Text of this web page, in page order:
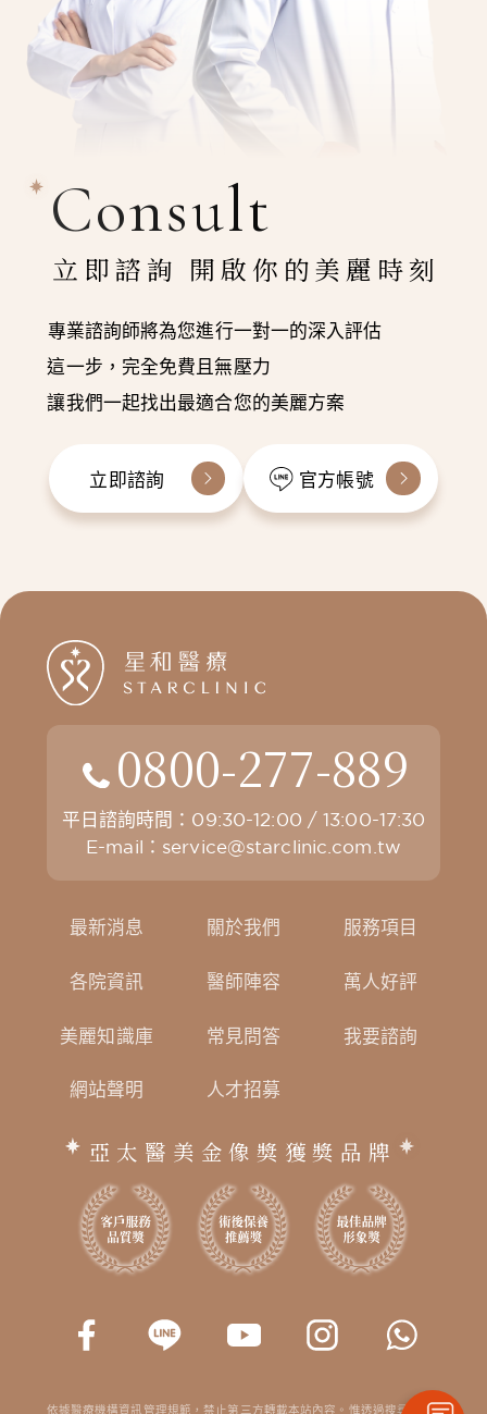
Consult
立即諮詢 開啟你的美麗時刻
專業諮詢師將為您進行一對一的深入評估
這一步，完全免費且無壓力
讓我們一起找出最適合您的美麗方案
立即諮詢 官方帳號
0800-277-889
平日諮詢時間：09:30-12:00 / 13:00-17:30
E-mail： service@starclinic.com.tw
最新消息 關於我們 服務項目
各院資訊 醫師陣容 萬人好評
美麗知識庫 常見問答 我要諮詢
網站聲明 人才招募
亞太醫美金像獎獲獎品牌
依據醫療機構資訊管理規範，禁止第三方轉載本站內容。惟透過搜尋